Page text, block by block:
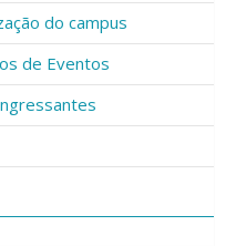
do campus
de Eventos